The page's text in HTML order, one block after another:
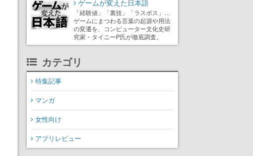
ゲームが変えた日本語
「経験値」「裏技」「ラスボス」…
ゲームにまつわる言葉の起源や用法
の変遷を、コンピューター文化史研
究家・タイニーP氏が徹底調査。
カテゴリ
特集記事
マンガ
女性向け
アプリレビュー